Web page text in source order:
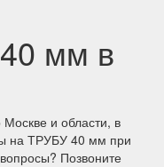
мм в
и области, в
на ТРУБУ 40 мм при
Позвоните